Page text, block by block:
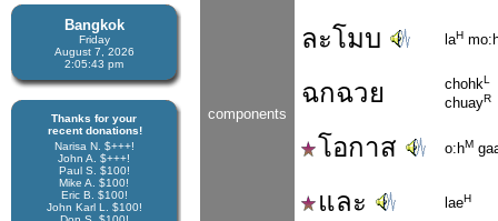
Bangkok
Friday
August 7, 2026
2:05:43 pm
Thanks for your
recent donations!
Narisa N. $+++!
John A. $+++!
Paul S. $100!
Mike A. $100!
Eric B. $100!
John Karl L. $100!
components
ละโมบ laH
ฉกฉวย chohkL
chuayR
โอกาส o:hM
และ laeH